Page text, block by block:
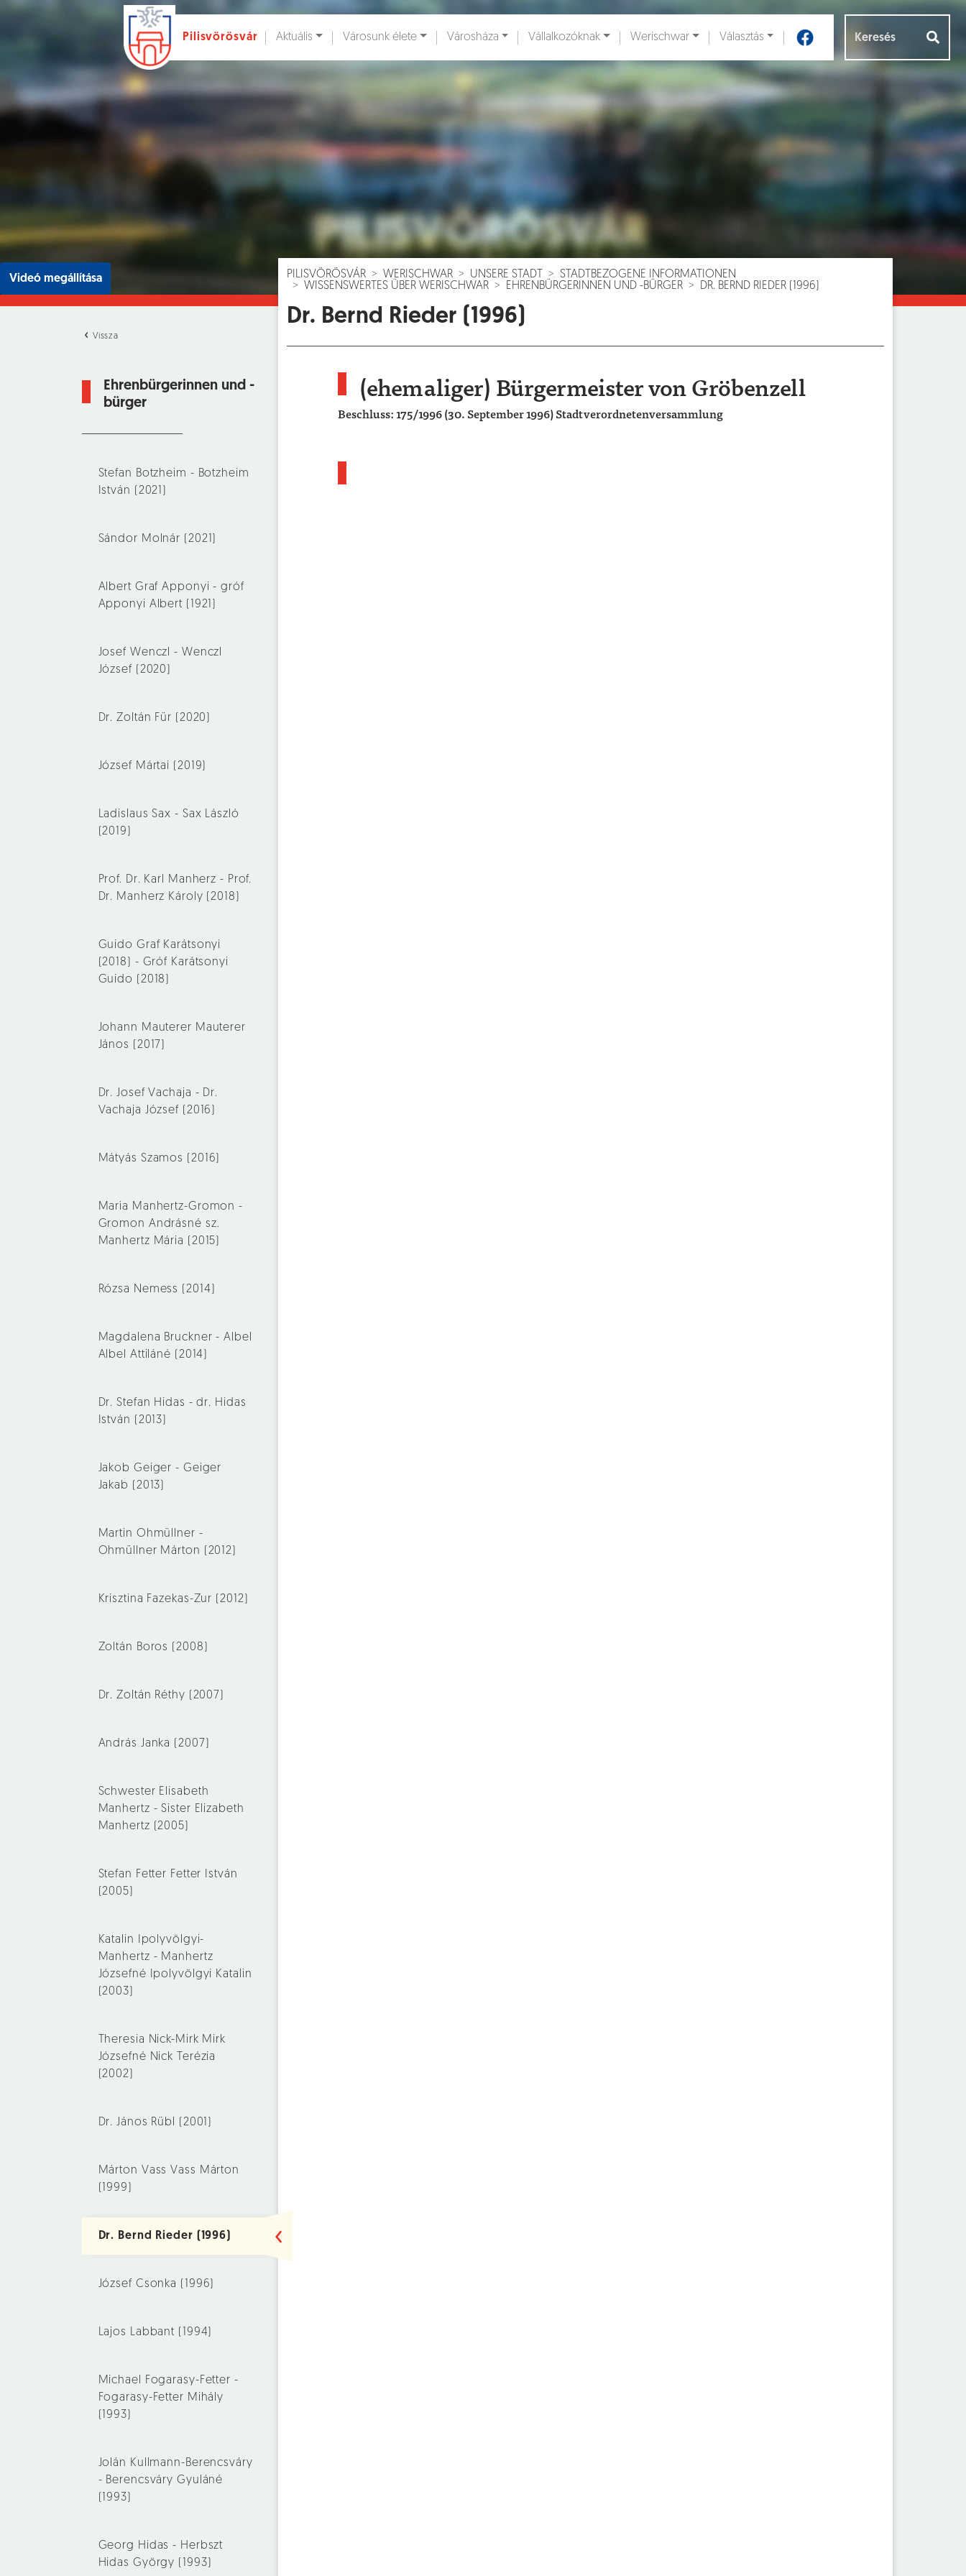
Ugrás a fő tartalomhoz
Pilisvörösvár Aktuális Városunk élete Városháza Vállalkozóknak Werischwar Választás
Videó megállítása
Vissza
Ehrenbürgerinnen und -
bürger
Stefan Botzheim - Botzheim
István (2021)
Sándor Molnár (2021)
Albert Graf Apponyi - gróf
Apponyi Albert (1921)
Josef Wenczl - Wenczl
József (2020)
Dr. Zoltán Für (2020)
József Mártai (2019)
Ladislaus Sax - Sax László
(2019)
Prof. Dr. Karl Manherz - Prof.
Dr. Manherz Károly (2018)
Guido Graf Karátsonyi
(2018) - Gróf Karátsonyi
Guido (2018)
Johann Mauterer Mauterer
János (2017)
Dr. Josef Vachaja - Dr.
Vachaja József (2016)
Mátyás Szamos (2016)
Maria Manhertz-Gromon -
Gromon Andrásné sz.
Manhertz Mária (2015)
Rózsa Nemess (2014)
Magdalena Bruckner - Albel
Albel Attiláné (2014)
Dr. Stefan Hidas - dr. Hidas
István (2013)
Jakob Geiger - Geiger
Jakab (2013)
Martin Ohmüllner -
Ohmüllner Márton (2012)
Krisztina Fazekas-Zur (2012)
Zoltán Boros (2008)
Dr. Zoltán Réthy (2007)
András Janka (2007)
Schwester Elisabeth
Manhertz - Sister Elizabeth
Manhertz (2005)
Stefan Fetter Fetter István
(2005)
Katalin Ipolyvölgyi-
Manhertz - Manhertz
Józsefné Ipolyvölgyi Katalin
(2003)
Theresia Nick-Mirk Mirk
Józsefné Nick Terézia
(2002)
Dr. János Rübl (2001)
Márton Vass Vass Márton
(1999)
Dr. Bernd Rieder (1996)
József Csonka (1996)
Lajos Labbant (1994)
Michael Fogarasy-Fetter -
Fogarasy-Fetter Mihály
(1993)
Jolán Kullmann-Berencsváry
- Berencsváry Gyuláné
(1993)
Georg Hidas - Herbszt
Hidas György (1993)
PILISVÖRÖSVÁR WERISCHWAR UNSERE STADT
STADTBEZOGENE INFORMATIONEN
WISSENSWERTES ÜBER WERISCHWAR
EHRENBÜRGERINNEN UND -BÜRGER DR. BERND RIEDER (1996)
Dr. Bernd Rieder (1996)
(ehemaliger) Bürgermeister von Gröbenzell
Beschluss: 175/1996 (30. September 1996) Stadtverordnetenversammlung
Események [] Dokumentumok [